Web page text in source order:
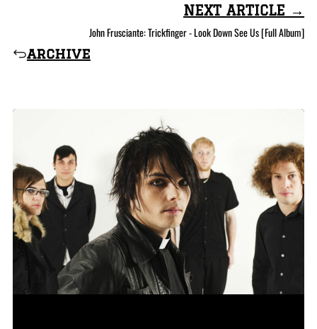
archive
NEXT ARTICLE →
John Frusciante: Trickfinger - Look Down See Us [Full Album]